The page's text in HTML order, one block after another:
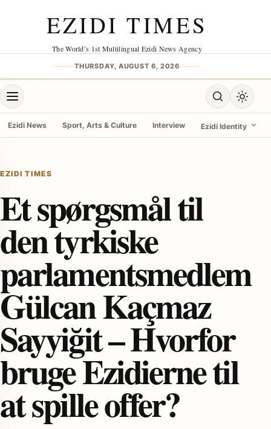
EZIDI TIMES
The World’s 1st Multilingual Ezidi News Agency
THURSDAY, AUGUST 6, 2026
Open menu Open search
Toggle
Ezidi News Sport, Arts & Culture Interview Ezidi Identity
EZIDI TIMES
Et spørgsmål til
den tyrkiske
parlamentsmedlem
Gülcan Kaçmaz
Sayyiğit – Hvorfor
bruge Ezidierne til
at spille offer?